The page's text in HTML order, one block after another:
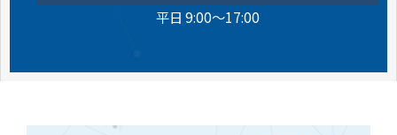
平日 9:00～17:00